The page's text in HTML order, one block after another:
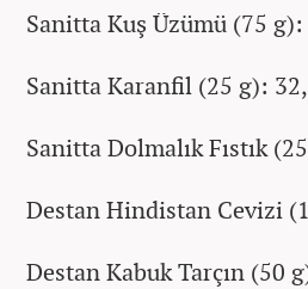
Sanitta Kuş Üzümü (75
Sanitta Karanfil (25 g):
Sanitta Dolmalık Fıstık
Destan Hindistan Cevizi
Destan Kabuk Tarçın (50